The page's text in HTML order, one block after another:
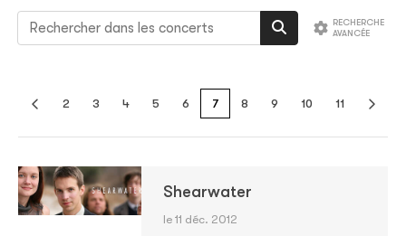
2 3 4 5 6 7 8 9 10 11
Shearwater
le 11 déc. 2012